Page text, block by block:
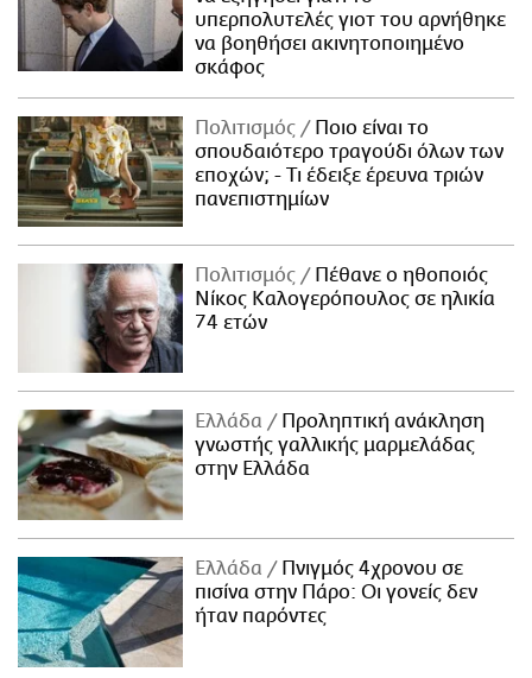
υπερπολυτελές γιοτ του αρνήθηκε
να βοηθήσει ακινητοποιημένο
σκάφος
Πολιτισμός
Ποιο είναι το
σπουδαιότερο τραγούδι όλων των
εποχών; - Τι έδειξε έρευνα τριών
πανεπιστημίων
Πολιτισμός
Πέθανε ο ηθοποιός
Νίκος Καλογερόπουλος σε ηλικία
74 ετών
Ελλάδα
Προληπτική ανάκληση
γνωστής γαλλικής μαρμελάδας
στην Ελλάδα
Ελλάδα
Πνιγμός 4χρονου σε
πισίνα στην Πάρο: Οι γονείς δεν
ήταν παρόντες